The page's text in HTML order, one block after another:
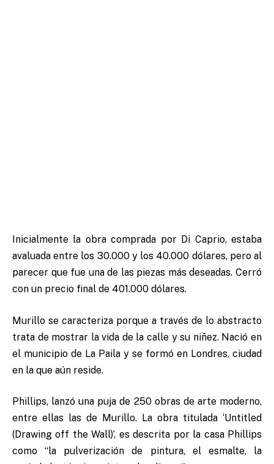
Inicialmente la obra comprada por Di Caprio, estaba
avaluada entre los 30.000 y los 40.000 dólares, pero al
parecer que fue una de las piezas más deseadas. Cerró
con un precio final de 401.000 dólares.
Murillo se caracteriza porque a través de lo abstracto
trata de mostrar la vida de la calle y su niñez. Nació en
el municipio de La Paila y se formó en Londres, ciudad
en la que aún reside.
Phillips, lanzó una puja de 250 obras de arte moderno,
entre ellas las de Murillo. La obra titulada ‘Untitled
(Drawing off the Wall)’, es descrita por la casa Phillips
como “la pulverización de pintura, el esmalte, la